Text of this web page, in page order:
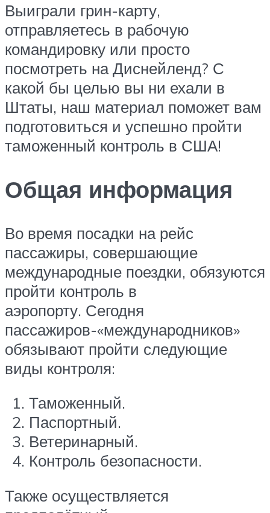
Выиграли грин-карту,
отправляетесь в рабочую
командировку или просто
посмотреть на Диснейленд? С
какой бы целью вы ни ехали в
Штаты, наш материал поможет вам
подготовиться и успешно пройти
таможенный контроль в США!
Общая информация
Во время посадки на рейс
пассажиры, совершающие
международные поездки, обязуются
пройти контроль в
аэропорту. Сегодня
пассажиров-«международников»
обязывают пройти следующие
виды контроля:
Таможенный.
Паспортный.
Ветеринарный.
Контроль безопасности.
Также осуществляется